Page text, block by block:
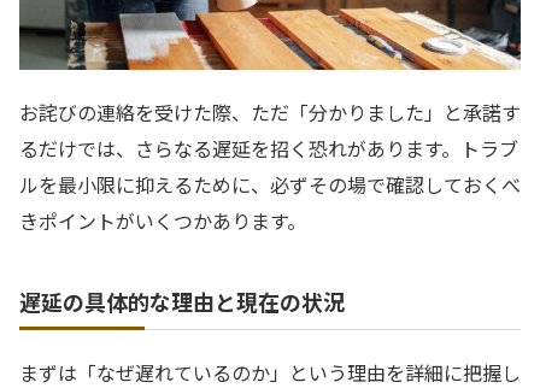
お詫びの連絡を受けた際、ただ「分かりました」と承諾す
るだけでは、さらなる遅延を招く恐れがあります。トラブ
ルを最小限に抑えるために、必ずその場で確認しておくべ
きポイントがいくつかあります。
遅延の具体的な理由と現在の状況
まずは「なぜ遅れているのか」という理由を詳細に把握し